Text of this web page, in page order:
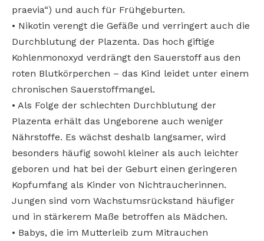
praevia“) und auch für Frühgeburten.
• Nikotin verengt die Gefäße und verringert auch die
Durchblutung der Plazenta. Das hoch giftige
Kohlenmonoxyd verdrängt den Sauerstoff aus den
roten Blutkörperchen – das Kind leidet unter einem
chronischen Sauerstoffmangel.
• Als Folge der schlechten Durchblutung der
Plazenta erhält das Ungeborene auch weniger
Nährstoffe. Es wächst deshalb langsamer, wird
besonders häufig sowohl kleiner als auch leichter
geboren und hat bei der Geburt einen geringeren
Kopfumfang als Kinder von Nichtraucherinnen.
Jungen sind vom Wachstumsrückstand häufiger
und in stärkerem Maße betroffen als Mädchen.
• Babys, die im Mutterleib zum Mitrauchen